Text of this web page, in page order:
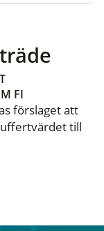
FI
förslaget att
till